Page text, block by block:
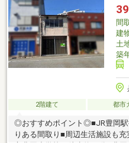
間
建
土
築
2階建て 都市
◎おすすめポイント◎■JR豊岡駅
りある間取り■周辺生活施設も